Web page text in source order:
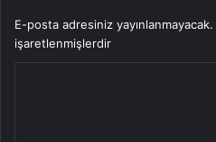
E-posta adresiniz yayınlanmayacak.
işaretlenmişlerdir